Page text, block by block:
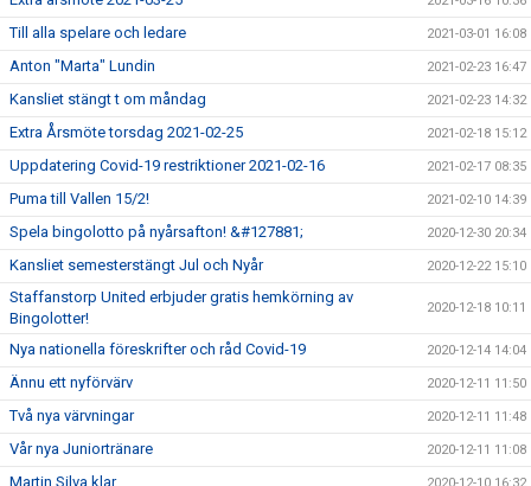
Till alla spelare och ledare 2021-03-01 16:08
Anton "Marta" Lundin 2021-02-23 16:47
Kansliet stängt t om måndag 2021-02-23 14:32
Extra Årsmöte torsdag 2021-02-25 2021-02-18 15:12
Uppdatering Covid-19 restriktioner 2021-02-16 2021-02-17 08:35
Puma till Vallen 15/2! 2021-02-10 14:39
Spela bingolotto på nyårsafton! &#127881; 2020-12-30 20:34
Kansliet semesterstängt Jul och Nyår 2020-12-22 15:10
Staffanstorp United erbjuder gratis hemkörning av
Bingolotter!
2020-12-18 10:11
Nya nationella föreskrifter och råd Covid-19 2020-12-14 14:04
Ännu ett nyförvärv 2020-12-11 11:50
Två nya värvningar 2020-12-11 11:48
Vår nya Juniortränare 2020-12-11 11:08
Martin Silva klar